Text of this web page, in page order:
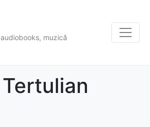
muzică
Tertulian